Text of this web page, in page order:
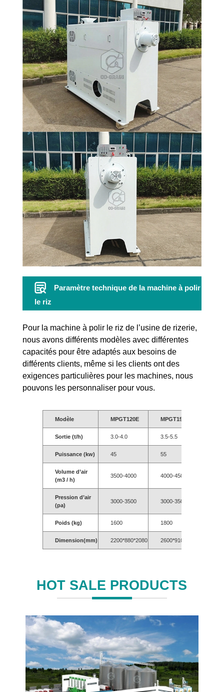
Paramètre technique de la machine à polir
le riz
Pour la machine à polir le riz de l’usine de rizerie,
nous avons différents modèles avec différentes
capacités pour être adaptés aux besoins de
différents clients, même si les clients ont des
exigences particulières pour les machines, nous
pouvons les personnaliser pour vous.
Modèle MPGT120E MPGT150E
Sortie (t/h) 3.0-4.0 3.5-5.5
Puissance (kw) 45 55
Volume d’air
(m3 / h)
3500-4000 4000-4500
Pression d’air
(pa)
3000-3500 3000-3500
Poids (kg) 1600 1800
Dimension(mm) 2200*880*2080 2600*910*2150
HOT SALE PRODUCTS